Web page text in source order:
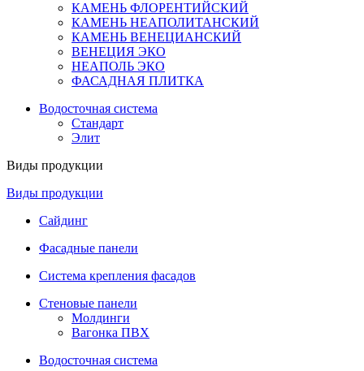
КАМЕНЬ ФЛОРЕНТИЙСКИЙ
КАМЕНЬ НЕАПОЛИТАНСКИЙ
КАМЕНЬ ВЕНЕЦИАНСКИЙ
ВЕНЕЦИЯ ЭКО
НЕАПОЛЬ ЭКО
ФАСАДНАЯ ПЛИТКА
Водосточная система
Стандарт
Элит
Виды продукции
Виды продукции
Сайдинг
Фасадные панели
Система крепления фасадов
Стеновые панели
Молдинги
Вагонка ПВХ
Водосточная система